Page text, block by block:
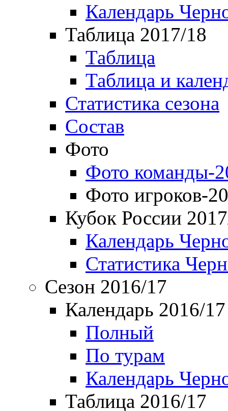
Календарь
Таблица 2017/18
Таблица
Таблица и
Статистика сезона
Состав
Фото
Фото команды-
Фото игроков-
Кубок России
Календарь
Статистика
Сезон 2016/17
Календарь 2016/17
Полный
По турам
Календарь
Таблица 2016/17